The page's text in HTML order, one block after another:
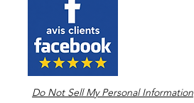
Do Not Sell My Personal Information